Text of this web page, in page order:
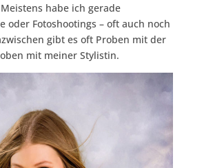
habe ich gerade
oder Fotoshootings – oft auch noch
gibt es oft Proben mit der
mit meiner Stylistin.